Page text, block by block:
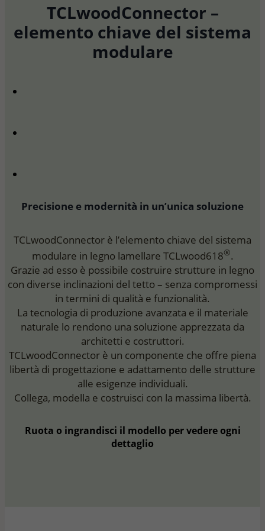
TCLwoodConnector –
elemento chiave del sistema
modulare
Precisione e modernità in un’unica soluzione
TCLwoodConnector è l’elemento chiave del sistema
modulare in legno lamellare TCLwood618®.
Grazie ad esso è possibile costruire strutture in legno
con diverse inclinazioni del tetto – senza compromessi
in termini di qualità e funzionalità.
La tecnologia di produzione avanzata e il materiale
naturale lo rendono una soluzione apprezzata da
architetti e costruttori.
TCLwoodConnector è un componente che offre piena
libertà di progettazione e adattamento delle strutture
alle esigenze individuali.
Collega, modella e costruisci con la massima libertà.
Ruota o ingrandisci il modello per vedere ogni
dettaglio